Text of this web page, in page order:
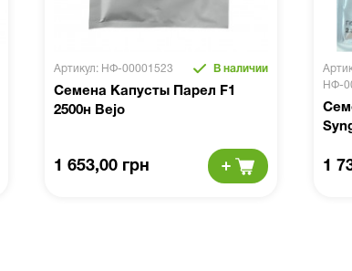
Артикул: НФ-00001523 В наличии
Семена Капусты Парел F1
2500н Bejo
1 653,00 грн
НФ-
1